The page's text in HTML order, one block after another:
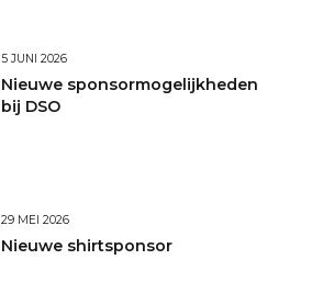
5 JUNI 2026
Nieuwe sponsormogelijkheden
bij DSO
29 MEI 2026
Nieuwe shirtsponsor